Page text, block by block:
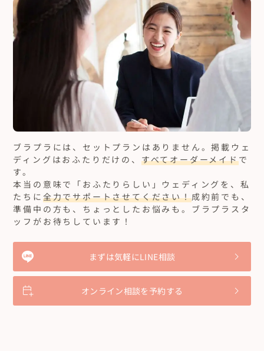
ブラプラには、セットプランはありません。掲載ウェ
ディングはおふたりだけの、 すべてオーダーメイドで
す。
本当の意味で「おふたりらしい」ウェディングを、私
たちに 全力でサポートさせてください！成約前でも、
準備中の方も、ちょっとしたお悩みも。ブラプラスタ
ッフがお待ちしています！
まずは気軽にLINE相談
オンライン相談を予約する